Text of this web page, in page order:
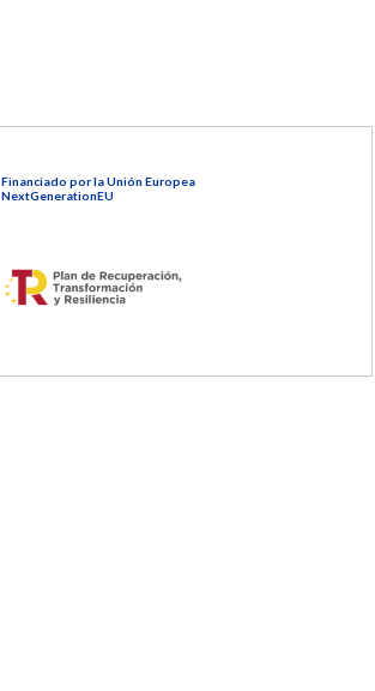
Financiado por la Unión Europea
NextGenerationEU